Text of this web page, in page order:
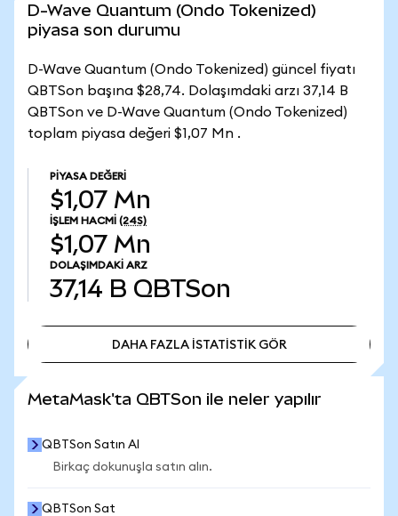
D-Wave Quantum (Ondo Tokenized)
piyasa son durumu
D-Wave Quantum (Ondo Tokenized) güncel fiyatı
QBTSon başına $28,74. Dolaşımdaki arzı 37,14 B
QBTSon ve D-Wave Quantum (Ondo Tokenized)
toplam piyasa değeri $1,07 Mn .
PIYASA DEĞERI
$1,07 Mn
İŞLEM HACMI (24S)
$1,07 Mn
DOLAŞIMDAKI ARZ
37,14 B QBTSon
DAHA FAZLA İSTATİSTİK GÖR
MetaMask'ta QBTSon ile neler yapılır
QBTSon Satın Al
Birkaç dokunuşla satın alın.
QBTSon Sat